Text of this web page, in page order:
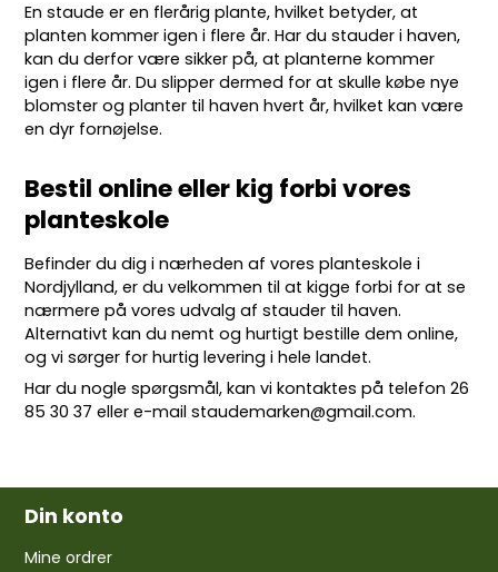
En staude er en flerårig plante, hvilket betyder, at
planten kommer igen i flere år. Har du stauder i haven,
kan du derfor være sikker på, at planterne kommer
igen i flere år. Du slipper dermed for at skulle købe nye
blomster og planter til haven hvert år, hvilket kan være
en dyr fornøjelse.
Bestil online eller kig forbi vores
planteskole
Befinder du dig i nærheden af vores planteskole i
Nordjylland, er du velkommen til at kigge forbi for at se
nærmere på vores udvalg af stauder til haven.
Alternativt kan du nemt og hurtigt bestille dem online,
og vi sørger for hurtig levering i hele landet.
Har du nogle spørgsmål, kan vi kontaktes på telefon26
85 30 37 eller e-mailstaudemarken@gmail.com.
Din konto
Mine ordrer